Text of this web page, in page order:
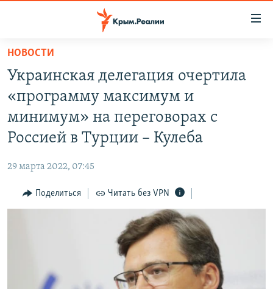
Вернуться
основному
содержанию
Вернутся
главной
Вернутся
поиску
СПЕЦПРОЕКТЫ
КАРТА ВОЕННЫХ ОБЪЕКТОВ КРЫМА
ВОДА
ИСТОРИЯ
ИНТЕРАКТИВ
ИНФОГРАФИКА
СОВЕТЫ ПРАВОЗАЩИТНИКОВ
ПОБЕДИТЕЛЕЙ НЕ СУДЯТ?
РАДІО СВОБОДА
КАК ОБОЙТИ БЛОКИРОВКУ
ПРИСОЕДИНЯЙТЕСЬ!
НОВОСТИ
Украинская делегация очертила
«программу максимум и
минимум» на переговорах с
Россией в Турции – Кулеба
29 марта 2022, 07:45
Поделиться Читать без VPN